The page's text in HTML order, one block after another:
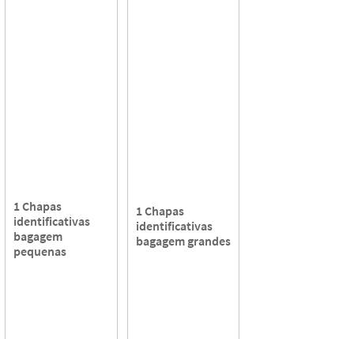
1 Chapas
identificativas
bagagem
pequenas
1 Chapas
identificativas
bagagem grandes